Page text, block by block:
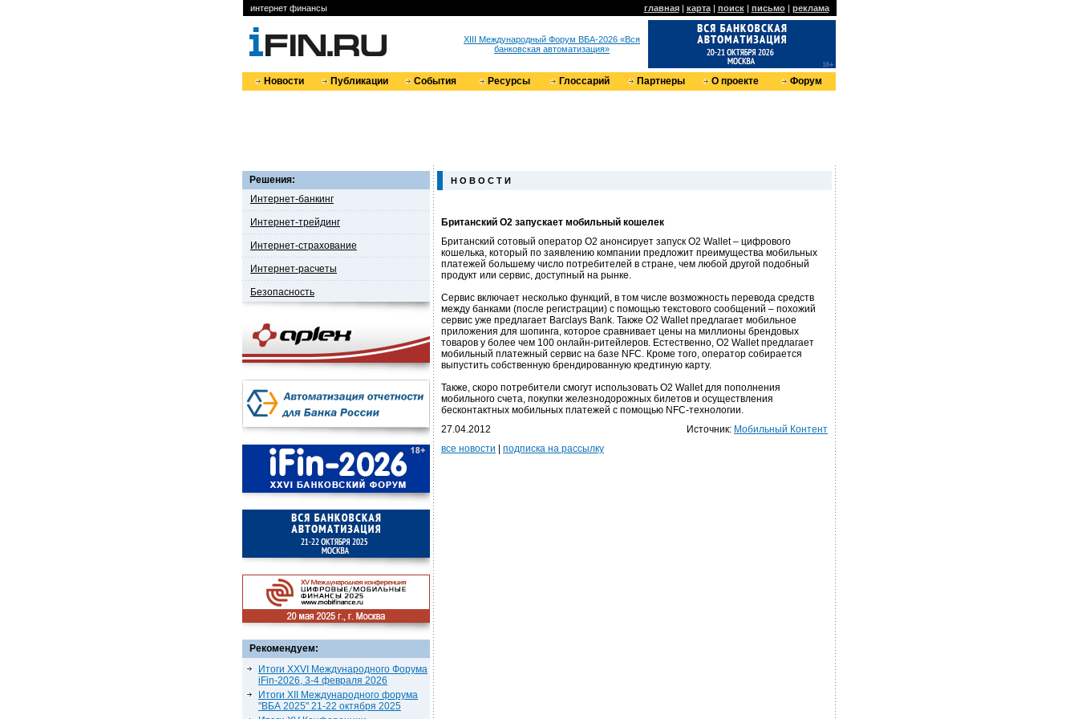
интернет финансы главная| карта| поиск| письмо| реклама
XIII Международный Форум ВБА-2026 «Вся
банковская автоматизация»
Новости Публикации События Ресурсы Глоссарий Партнеры О проекте Форум
Решения:
Интернет-банкинг
Интернет-трейдинг
Интернет-страхование
Интернет-расчеты
Безопасность
Рекомендуем:
Итоги XXVI Международного Форума
iFin-2026, 3-4 февраля 2026
Итоги XII Международного форума
"ВБА 2025" 21-22 октября 2025
Н О В О С Т И
Британский O2 запускает мобильный кошелек
Британский сотовый оператор О2 анонсирует запуск O2 Wallet – цифрового
кошелька, который по заявлению компании предложит преимущества мобильных
платежей большему число потребителей в стране, чем любой другой подобный
продукт или сервис, доступный на рынке.
Сервис включает несколько функций, в том числе возможность перевода средств
между банками (после регистрации) с помощью текстового сообщений – похожий
сервис уже предлагает Barclays Bank. Также O2 Wallet предлагает мобильное
приложения для шопинга, которое сравнивает цены на миллионы брендовых
товаров у более чем 100 онлайн-ритейлеров. Естественно, O2 Wallet предлагает
мобильный платежный сервис на базе NFC. Кроме того, оператор собирается
выпустить собственную брендированную кредтиную карту.
Также, скоро потребители смогут использовать O2 Wallet для пополнения
мобильного счета, покупки железнодорожных билетов и осуществления
бесконтактных мобильных платежей с помощью NFC-технологии.
27.04.2012
Источник: Мобильный Контент
все новости
подписка на рассылку